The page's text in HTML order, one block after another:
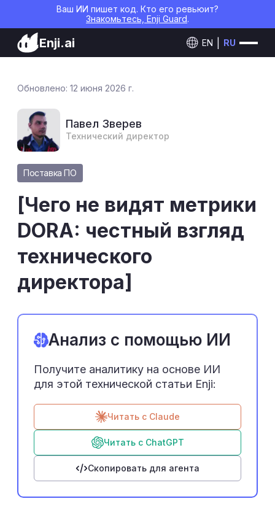
Ваш ИИ пишет код. Кто его ревьюит?
Знакомьтесь, Enji Guard.
Enji.ai EN RU
Обновлено: 12 июня 2026 г.
Павел Зверев
Технический директор
Поставка ПО
[Чего не видят метрики
DORA: честный взгляд
технического
директора]
Анализ с помощью ИИ
Получите аналитику на основе ИИ
для этой технической статьи Enji:
Читать с Claude
Читать с ChatGPT
Скопировать для агента